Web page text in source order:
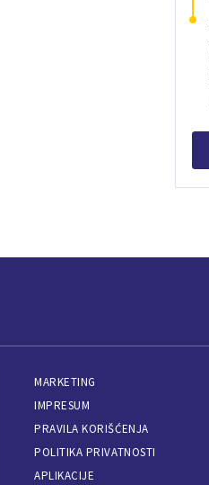
MARKETING
IMPRESUM
PRAVILA KORIŠĆENJA
POLITIKA PRIVATNOSTI
APLIKACIJE